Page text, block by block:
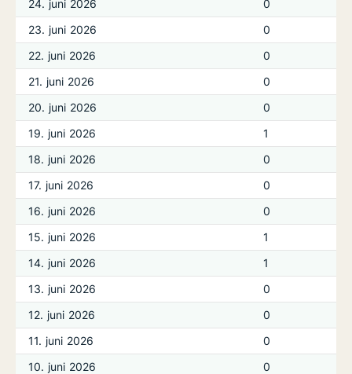
24. juni 2026
0
23. juni 2026
0
22. juni 2026
0
21. juni 2026
0
20. juni 2026
0
19. juni 2026
1
18. juni 2026
0
17. juni 2026
0
16. juni 2026
0
15. juni 2026
1
14. juni 2026
1
13. juni 2026
0
12. juni 2026
0
11. juni 2026
0
10. juni 2026
0